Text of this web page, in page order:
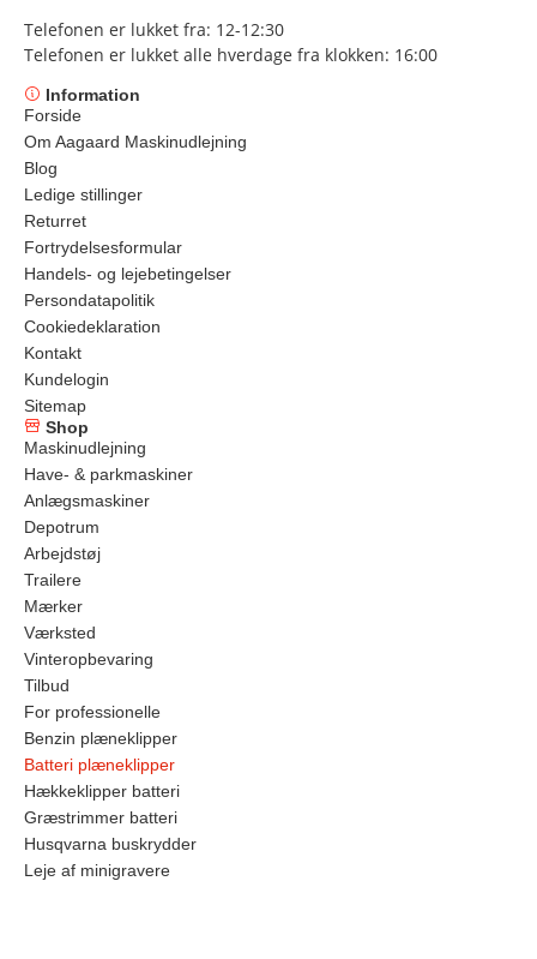
Telefonen er lukket fra: 12-12:30
Telefonen er lukket alle hverdage fra klokken: 16:00
Information
Forside
Om Aagaard Maskinudlejning
Blog
Ledige stillinger
Returret
Fortrydelsesformular
Handels- og lejebetingelser
Persondatapolitik
Cookiedeklaration
Kontakt
Kundelogin
Sitemap
Shop
Maskinudlejning
Have- & parkmaskiner
Anlægsmaskiner
Depotrum
Arbejdstøj
Trailere
Mærker
Værksted
Vinteropbevaring
Tilbud
For professionelle
Benzin plæneklipper
Batteri plæneklipper
Hækkeklipper batteri
Græstrimmer batteri
Husqvarna buskrydder
Leje af minigravere